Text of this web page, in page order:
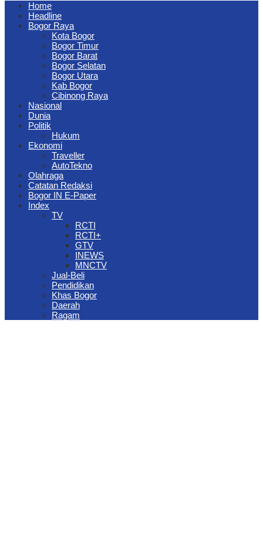
Home
Headline
Bogor Raya
Kota Bogor
Bogor Timur
Bogor Barat
Bogor Selatan
Bogor Utara
Kab Bogor
Cibinong Raya
Nasional
Dunia
Politik
Hukum
Ekonomi
Traveller
AutoTekno
Olahraga
Catatan Redaksi
Bogor IN E-Paper
Index
TV
RCTI
RCTI+
GTV
INEWS
MNCTV
Jual-Beli
Pendidikan
Khas Bogor
Daerah
Ragam